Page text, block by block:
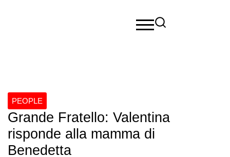
PEOPLE
Grande Fratello: Valentina
risponde alla mamma di
Benedetta